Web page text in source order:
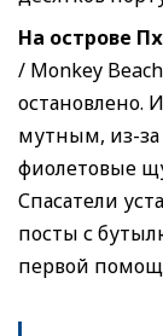
На острове
/ Monkey
остановлено.
мутным, из-за
фиолетовые
Спасатели
посты с
первой